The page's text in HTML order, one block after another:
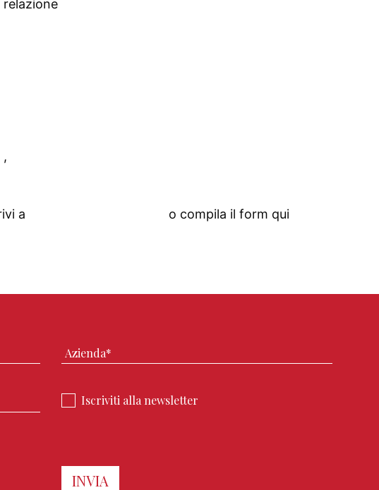
relazione
,
a
o compila il form qui
Iscriviti alla newsletter